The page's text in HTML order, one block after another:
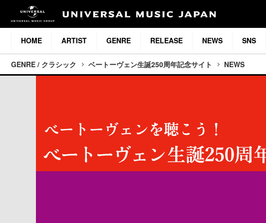
HOME ARTIST GENRE RELEASE NEWS SNS
GENRE / クラシック ベートーヴェン生誕250周年記念サイト NEWS